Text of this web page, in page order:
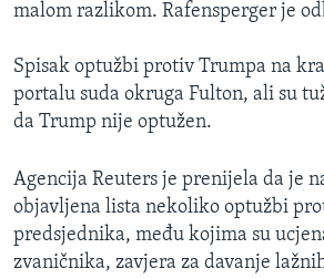
malom razlikom. Rafensperger je
Spisak optužbi protiv Trumpa na
portalu suda okruga Fulton, ali su
da Trump nije optužen.
Agencija Reuters je prenijela da je
objavljena lista nekoliko optužbi
predsjednika, među kojima su
zvaničnika, zavjera za davanje